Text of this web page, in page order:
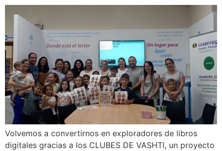
Volvemos a convertirnos en exploradores de libros
digitales gracias a los CLUBES DE VASHTI, un proyecto